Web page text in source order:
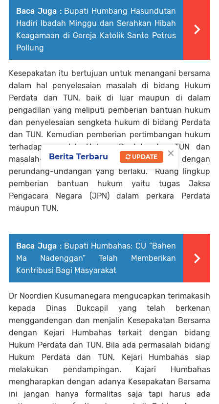
Baca Juga : Bupati Humbang Hasundutan
Hadiri Ibadah Minggu dan Serahkan Hibah
Keagamaan di Gereja Katolik Santo Petrus
Pollung
Kesepakatan itu bertujuan untuk menangani bersama
dalam hal penyelesaian masalah di bidang Hukum
Perdata dan TUN, baik di luar maupun di dalam
pengadilan yang meliputi pemberian bantuan hukum
dan penyelesaian sengketa hukum di bidang Perdata
dan TUN. Kemudian pemberian pertimbangan hukum
terhadap masalah Hukum Perdata dan TUN dan
masalah-masalah hukum lainnya sesuai dengan
perundang-undangan yang berlaku. Ruang lingkup
pemberian bantuan hukum yaitu tugas Jaksa
Pengacara Negara (JPN) dalam perkara Perdata
maupun TUN.
Baca Juga : Bupati Humbahas: CU “Bahen
Ma Nadenggan” Telah Memberikan
Kontribusi Bagi Masyarakat
Dr Noordien Kusumanegara mengucapkan terimakasih
kepada Dinas Dukcapil yang telah berkenan
menggandengan dan menjalin Kesepakatan Bersama
dengan Kejari Humbahas terkait dengan bidang
Hukum Perdata dan TUN. Bila ada permasalah bidang
Hukum Perdata dan TUN, Kejari Humbahas siap
melakukan pendampingan. Kajari Humbahas
mengharapkan dengan adanya Kesepakatan Bersama
ini jangan hanya formalitas saja tapi harus ada
×
Berita Terbaru UPDATE